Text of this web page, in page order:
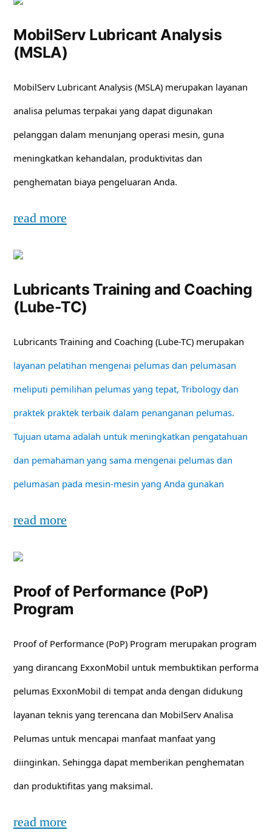
MobilServ Lubricant Analysis
(MSLA)
MobilServ Lubricant Analysis (MSLA) merupakan layanan
analisa pelumas terpakai yang dapat digunakan
pelanggan dalam menunjang operasi mesin, guna
meningkatkan kehandalan, produktivitas dan
penghematan biaya pengeluaran Anda.
read more
Lubricants Training and Coaching
(Lube-TC)
Lubricants Training and Coaching (Lube-TC) merupakan
layanan pelatihan mengenai pelumas dan pelumasan
meliputi pemilihan pelumas yang tepat, Tribology dan
praktek praktek terbaik dalam penanganan pelumas.
Tujuan utama adalah untuk meningkatkan pengatahuan
dan pemahaman yang sama mengenai pelumas dan
pelumasan pada mesin-mesin yang Anda gunakan
read more
Proof of Performance (PoP)
Program
Proof of Performance (PoP) Program merupakan program
yang dirancang ExxonMobil untuk membuktikan performa
pelumas ExxonMobil di tempat anda dengan didukung
layanan teknis yang terencana dan MobilServ Analisa
Pelumas untuk mencapai manfaat manfaat yang
diinginkan. Sehingga dapat memberikan penghematan
dan produktifitas yang maksimal.
read more